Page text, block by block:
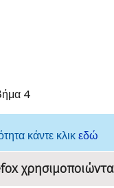
4
κάντε κλικεδώ